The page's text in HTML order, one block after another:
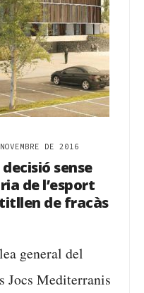
DE 2016
sense
de l’esport
de fracàs
general del
Jocs Mediterranis